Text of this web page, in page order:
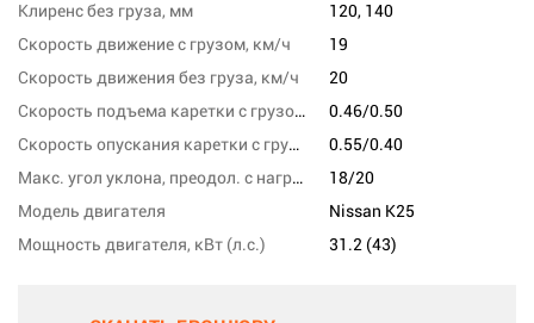
Клиренс без груза, мм
120, 140
Скорость движение с грузом, км/ч
19
Скорость движения без груза, км/ч
20
Скорость подъема каретки с грузом/без груза, м/с
0.46/0.50
Скорость опускания каретки с грузом/без груза,м/сек
0.55/0.40
Макс. угол уклона, преодол. с нагрузкой, %
18/20
Модель двигателя
Nissan K25
Мощность двигателя, кВт (л.с.)
31.2 (43)